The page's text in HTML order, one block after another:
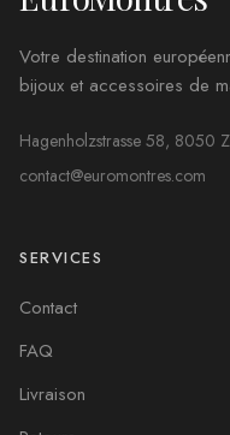
Votre destination
bijoux et accessoires de
Hagenholzstrasse 58, 8050
contact@euromontres.com
SERVICES
Contact
FAQ
Livraison